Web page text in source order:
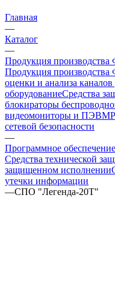
Главная
—
Каталог
—
Продукция
Продукция
оценки и анализа
оборудованиеСредства
блокираторы
видеомониторы и ПЭВМ
сетевой безопасности
—
Программное обеспечение
Средства технической
защищенном исполнении
утечки информации
—СПО "Легенда-20Т"